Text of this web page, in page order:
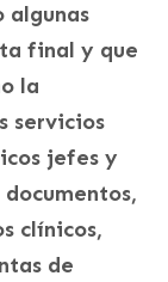
algunas
final y que
la
servicios
jefes y
clínicos,
de